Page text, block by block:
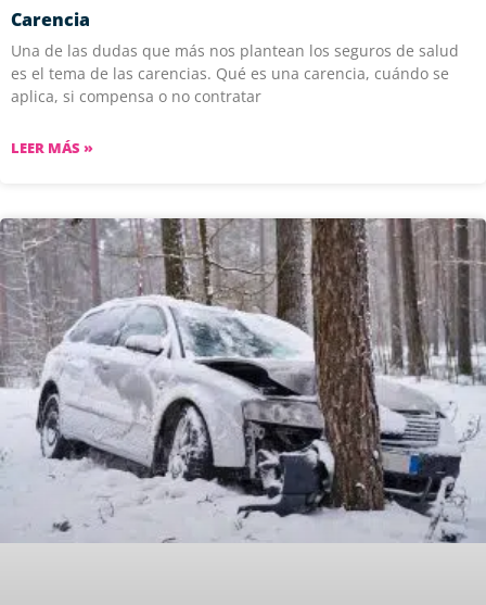
Carencia
Una de las dudas que más nos plantean los seguros de salud
es el tema de las carencias. Qué es una carencia, cuándo se
aplica, si compensa o no contratar
LEER MÁS »